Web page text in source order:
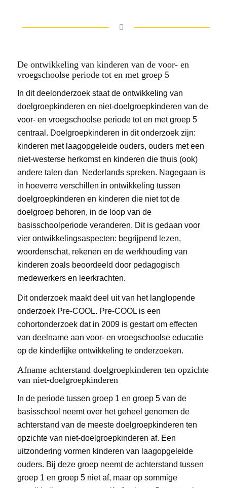
De ontwikkeling van kinderen van de voor- en
vroegschoolse periode tot en met groep 5
In dit deelonderzoek staat de ontwikkeling van
doelgroepkinderen en niet-doelgroepkinderen van de
voor- en vroegschoolse periode tot en met groep 5
centraal. Doelgroepkinderen in dit onderzoek zijn:
kinderen met laagopgeleide ouders, ouders met een
niet-westerse herkomst en kinderen die thuis (ook)
andere talen dan Nederlands spreken. Nagegaan is
in hoeverre verschillen in ontwikkeling tussen
doelgroepkinderen en kinderen die niet tot de
doelgroep behoren, in de loop van de
basisschoolperiode veranderen. Dit is gedaan voor
vier ontwikkelingsaspecten: begrijpend lezen,
woordenschat, rekenen en de werkhouding van
kinderen zoals beoordeeld door pedagogisch
medewerkers en leerkrachten.
Dit onderzoek maakt deel uit van het langlopende
onderzoek Pre-COOL. Pre-COOL is een
cohortonderzoek dat in 2009 is gestart om effecten
van deelname aan voor- en vroegschoolse educatie
op de kinderlijke ontwikkeling te onderzoeken.
Afname achterstand doelgroepkinderen ten opzichte
van niet-doelgroepkinderen
In de periode tussen groep 1 en groep 5 van de
basisschool neemt over het geheel genomen de
achterstand van de meeste doelgroepkinderen ten
opzichte van niet-doelgroepkinderen af. Een
uitzondering vormen kinderen van laagopgeleide
ouders. Bij deze groep neemt de achterstand tussen
groep 1 en groep 5 niet af, maar op sommige